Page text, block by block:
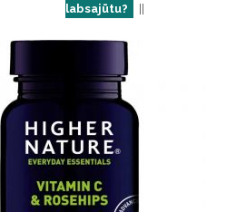
labsajūtu?